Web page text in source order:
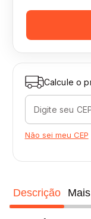
Calcule o
Não sei meu CEP
Descrição